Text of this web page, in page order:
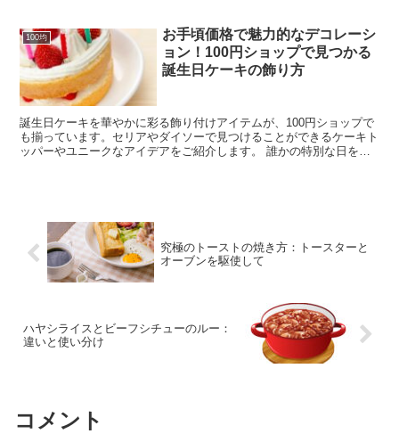
100均
お手頃価格で魅力的なデコレーシ
ョン！100円ショップで見つかる
誕生日ケーキの飾り方
誕生日ケーキを華やかに彩る飾り付けアイテムが、100円ショップで
も揃っています。セリアやダイソーで見つけることができるケーキト
ッパーやユニークなアイデアをご紹介します。 誰かの特別な日を豪
究極のトーストの焼き方：トースターと
オーブンを駆使して
ハヤシライスとビーフシチューのルー：
違いと使い分け
コメント